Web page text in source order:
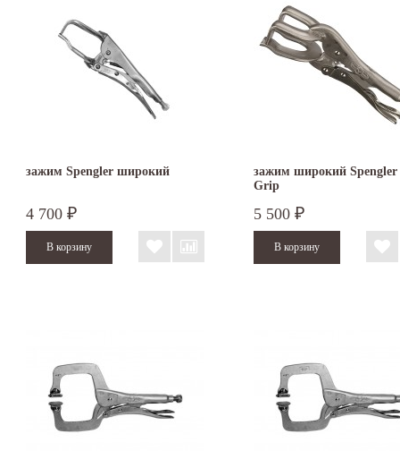
зажим Spengler широкий
4 700 ₽
зажим широкий Spengler
Grip
5 500 ₽